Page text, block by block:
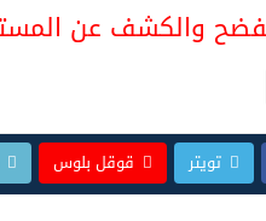
الفضح والكشف عن
m
ail تويتر قوقل بلوس